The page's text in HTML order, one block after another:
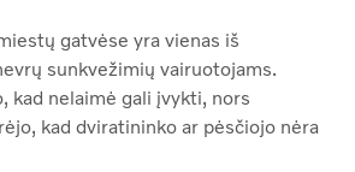
gatvėse yra vienas iš
sunkvežimių vairuotojams.
kad nelaimė gali įvykti, nors
kad dviratininko ar pėsčiojo nėra